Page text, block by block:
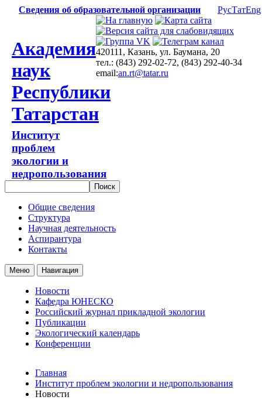
Сведения об образовательной организации РусТатEng
Академия
наук
Республики
Татарстан
Институт
проблем
экологии и
недропользования
420111, Казань, ул. Баумана, 20
тел.: (843) 292-02-72, (843) 292-40-34
email:an.rt@tatar.ru
Общие сведения
Структура
Научная деятельность
Аспирантура
Контакты
Меню Навигация
Новости
Кафедра ЮНЕСКО
Российский журнал прикладной экологии
Публикации
Экологический календарь
Конференции
Главная
Институт проблем экологии и недропользования
Новости